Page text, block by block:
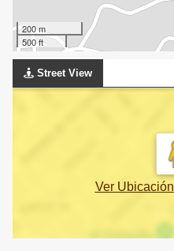
200 m
500 ft
Street View
Ver Ubicación